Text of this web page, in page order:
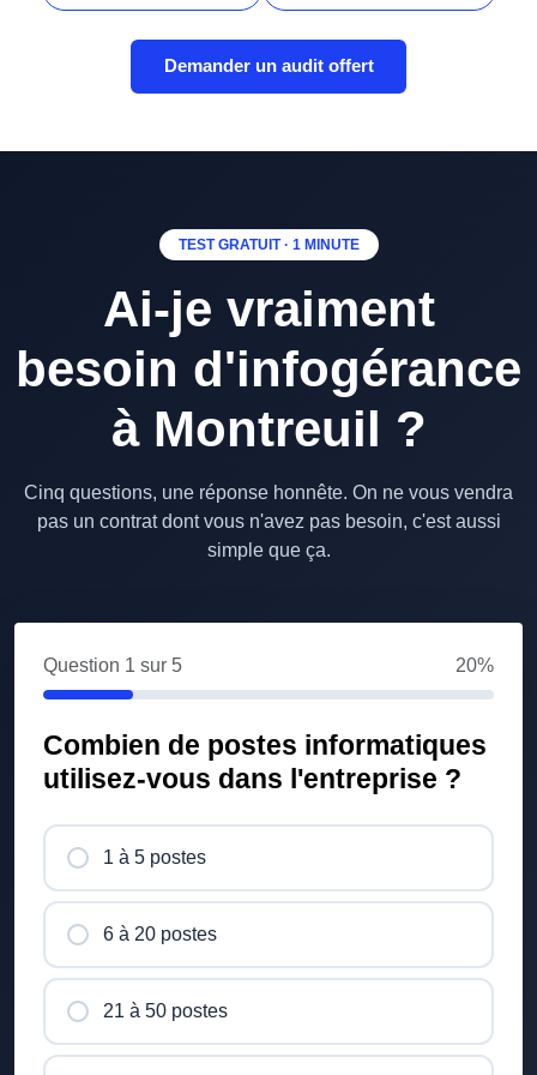
Demander un audit offert
TEST GRATUIT · 1 MINUTE
Ai-je vraiment
besoin d'infogérance
à Montreuil ?
Cinq questions, une réponse honnête. On ne vous vendra
pas un contrat dont vous n'avez pas besoin, c'est aussi
simple que ça.
Question 1 sur 5 20%
Combien de postes informatiques
utilisez-vous dans l'entreprise ?
1 à 5 postes
6 à 20 postes
21 à 50 postes